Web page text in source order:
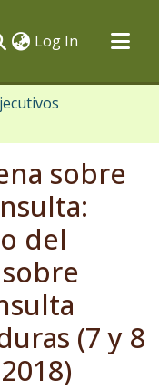
Log In (current)
sobre
del
(7 y 8